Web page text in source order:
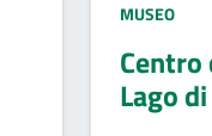
MUSEO
Centro
Lago